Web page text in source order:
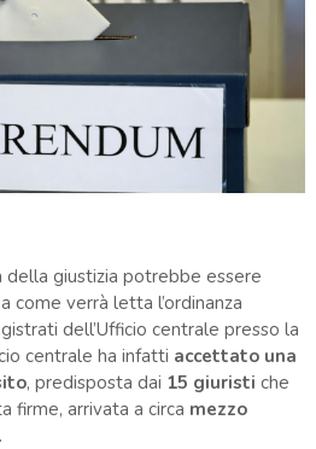
giustizia potrebbe essere
come verrà letta l’ordinanza
dell’Ufficio centrale presso la
centrale ha infatti accettato una
, predisposta dai 15 giuristi che
firme, arrivata a circa mezzo
.